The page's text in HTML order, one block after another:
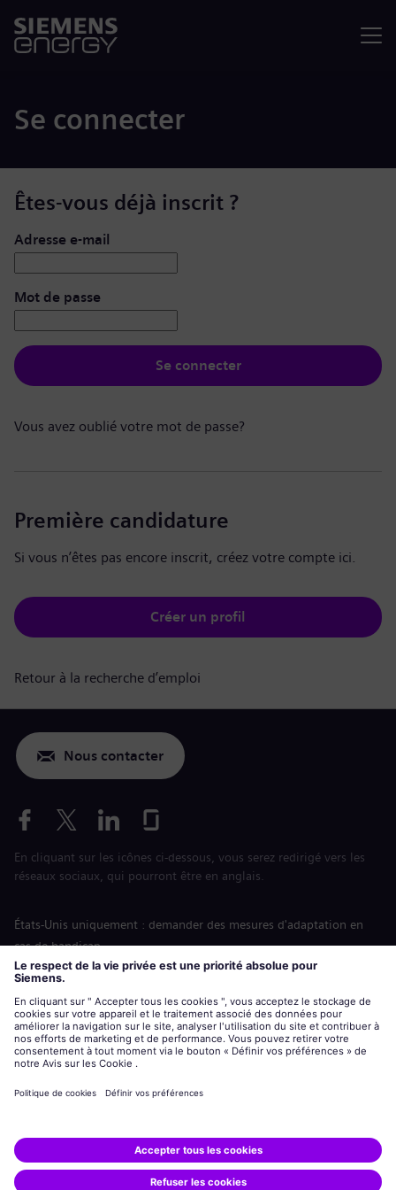
Se connecter
Êtes-vous déjà inscrit ?
Se connecter : nom d’utilisateur et mot de passe
Adresse e-mail
Mot de passe
Se connecter
Vous avez oublié votre mot de passe?
Première candidature
Si vous n’êtes pas encore inscrit, créez votre compte ici.
Créer un profil
Retour à la recherche d’emploi
Nous contacter
En cliquant sur les icônes ci-dessous, vous serez redirigé vers les
réseaux sociaux, qui pourront être en anglais.
États-Unis uniquement : demander des mesures d'adaptation en
cas de handicap
Labor Condition Application (Formulaire sur les conditions
siemens-energy.comSite Internet international
Informations sur l’entreprise
Avis de confidentialité
Siemens Energy est une marque déposée de Siemens AG.